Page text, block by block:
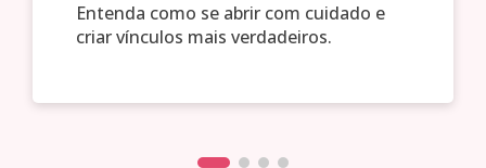
Entenda como se abrir com cuidado e
criar vínculos mais verdadeiros.